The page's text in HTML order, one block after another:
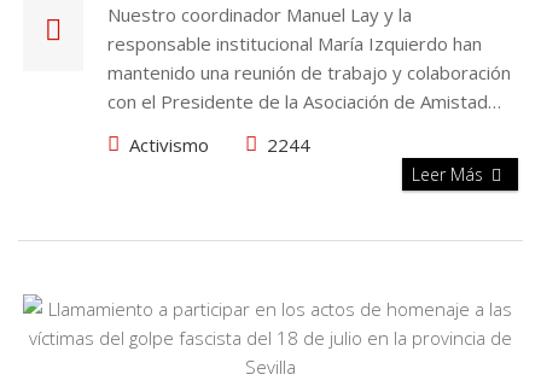
Nuestro coordinador Manuel Lay y la
responsable institucional María Izquierdo han
mantenido una reunión de trabajo y colaboración
con el Presidente de la Asociación de Amistad…
Activismo
2244
Leer Más